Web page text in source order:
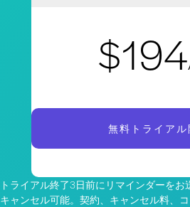
$194
無料トライアル
トライアル終了3日前にリマインダーを
キャンセル可能。契約、キャンセル料、コ